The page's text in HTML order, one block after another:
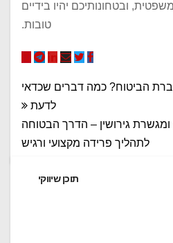
ובטחונותיכם יהיו בידיים
טובות.‏
הביטוח? כמה דברים שכדאי
לדעת
ומגשרת גירושין – הדרך הבטוחה
לתהליך פרידה מקצועי ורגיש
תוכן שיווקי